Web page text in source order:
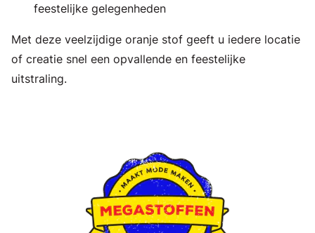
feestelijke gelegenheden
Met deze veelzijdige oranje stof geeft u iedere locatie
of creatie snel een opvallende en feestelijke
uitstraling.